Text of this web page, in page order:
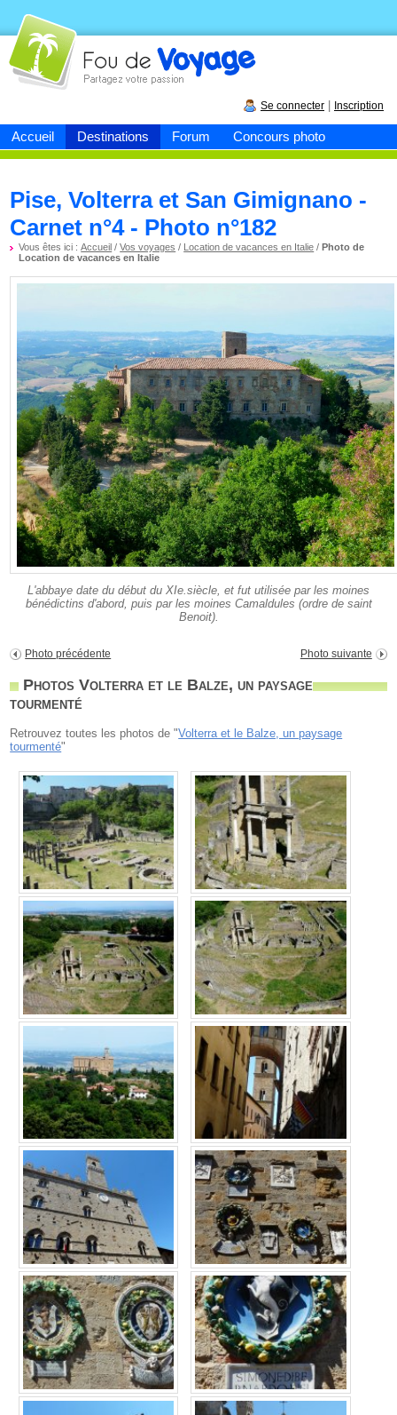
Accueil Destinations Forum Concours photo
Fou devoyage
Se connecter Inscription
Pise, Volterra et San Gimignano -
Carnet n°4 - Photo n°182
Vous êtes ici :Accueil /Vos voyages / Location de vacances en Italie /Photo de
Location de vacances en Italie
L'abbaye date du début du XIe.siècle, et fut utilisée par les moines
bénédictins d'abord, puis par les moines Camaldules (ordre de saint
Benoit).
Photo précédente Photo suivante
Photos Volterra et le Balze, un paysage
tourmenté
Retrouvez toutes les photos de "Volterra et le Balze, un paysage
tourmenté"